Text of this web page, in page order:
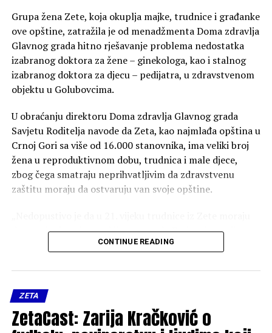
Grupa žena Zete, koja okuplja majke, trudnice i građanke
ove opštine, zatražila je od menadžmenta Doma zdravlja
Glavnog grada hitno rješavanje problema nedostatka
izabranog doktora za žene – ginekologa, kao i stalnog
izabranog doktora za djecu – pedijatra, u zdravstvenom
objektu u Golubovcima.
U obraćanju direktoru Doma zdravlja Glavnog grada
Savjetu Roditelja navode da Zeta, kao najmlađa opština u
Crnoj Gori sa više od 16.000 stanovnika, ima veliki broj
žena u reproduktivnom dobu, trudnica i male djece,
zbog čega smatraju neprihvatljivim da zdravstvenu
zaštitu moraju da ostvaruju van svoje opštine.
da putuju desetinama kilometara do Podgorice radi
osnovnih pregleda, te da majke bolesnu djecu
navodi se u obraćanju Grupe žena Zete.
One tvrde da je ovakvim stanjem ugrožena dostupnost i
kontinuitet zdravstvene zaštite stanovnika Zete.
CONTINUE READING
ZETA
ZetaCast: Zarija Kračković o